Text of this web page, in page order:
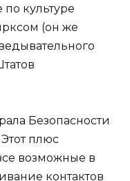
культуре
(он же
Безопасности
плюс
возможные в
контактов